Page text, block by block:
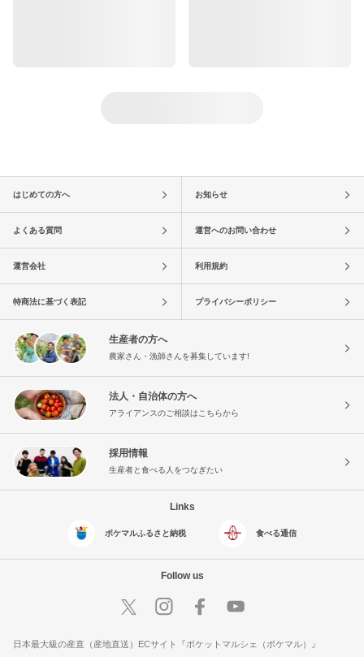
はじめての方へ お知らせ
よくある質問 運営へのお問い合わせ
運営会社 利用規約
特商法に基づく表記 プライバシーポリシー
生産者の方へ
農家さん・漁師さんを募集しています!
法人・自治体の方へ
アライアンスのご相談はこちらから
採用情報
生産者と食べる人をつなぎたい
Links
ポケマルふるさと納税 食べる通信
Follow us
日本最大級の産直（産地直送）ECサイト『ポケットマルシェ（ポケマル）』